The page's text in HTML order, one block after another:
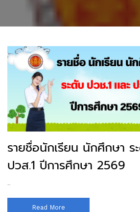
รายชื่อนักเรียน นักศึกษา ร
ปวส.1 ปีการศึกษา 2569
...
Read More